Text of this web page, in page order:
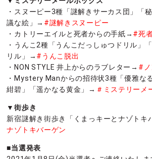
・スヌーピー3種「謎解きサーカス団」「
議な絵」→ #謎解きスヌーピー
・カトリーエイルと死者からの手紙→ #死
・うんこ2種「うんこだっしゅつドリル」
リル」→ #うんこ脱出
・NON STYLE 井上からのラブレター→ #ノ
・Mystery Manからの招待状3種「優雅な
紺碧」「遥かなる黄金」→ ＃ミステリーメ
▼街歩き
新宿謎解き街歩き「くまっキーとナゾトキ
ナゾトキバーゲン
■当選発表